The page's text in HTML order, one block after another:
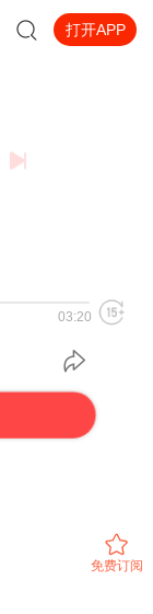
打开APP
03:20
免费订阅